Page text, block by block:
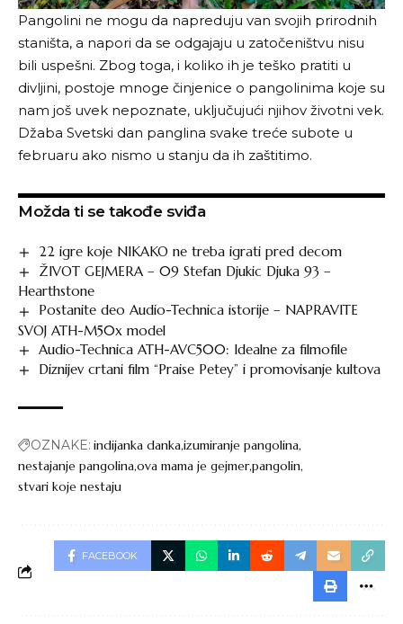
Pangolini ne mogu da napreduju van svojih prirodnih
staništa, a napori da se odgajaju u zatočeništvu nisu
bili uspešni. Zbog toga, i koliko ih je teško pratiti u
divljini, postoje mnoge činjenice o pangolinima koje su
nam još uvek nepoznate, uključujući njihov životni vek.
Džaba Svetski dan panglina svake treće subote u
februaru ako nismo u stanju da ih zaštitimo.
Možda ti se takođe sviđa
22 igre koje NIKAKO ne treba igrati pred decom
ŽIVOT GEJMERA – 09 Stefan Djukic Djuka 93 –
Hearthstone
Postanite deo Audio-Technica istorije – NAPRAVITE
SVOJ ATH-M50x model
Audio-Technica ATH-AVC500: Idealne za filmofile
Diznijev crtani film “Praise Petey” i promovisanje kultova
OZNAKE: indijanka dankaizumiranje pangolina
nestajanje pangolinaova mama je gejmerpangolin
stvari koje nestaju
FACEBOOK